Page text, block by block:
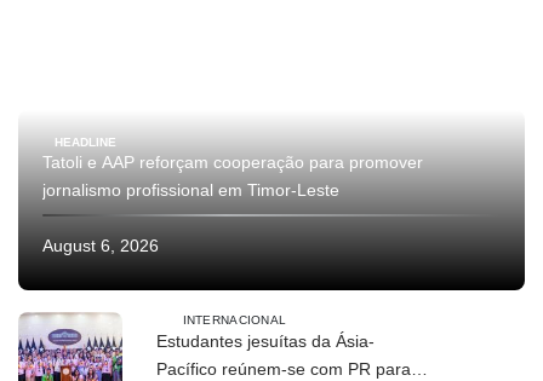
HEADLINE
Tatoli e AAP reforçam cooperação para promover
jornalismo profissional em Timor-Leste
August 6, 2026
INTERNACIONAL
Estudantes jesuítas da Ásia-
Pacífico reúnem-se com PR para